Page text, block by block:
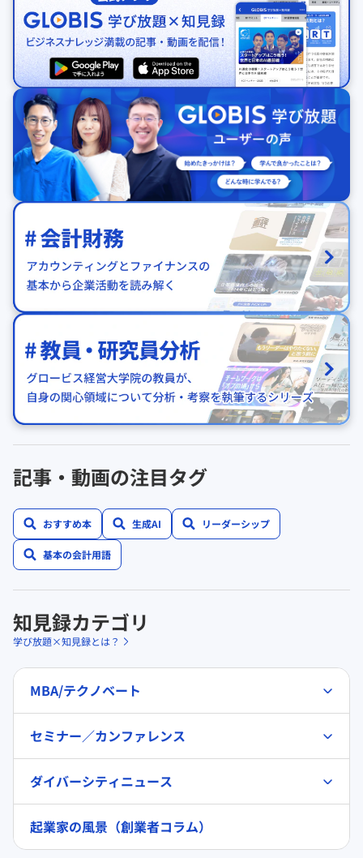
記事・動画の注目タグ
おすすめ本 生成AI リーダーシップ
基本の会計用語
知見録カテゴリ
学び放題×知見録とは？
MBA/テクノベート
セミナー／カンファレンス
ダイバーシティニュース
起業家の風景（創業者コラム）